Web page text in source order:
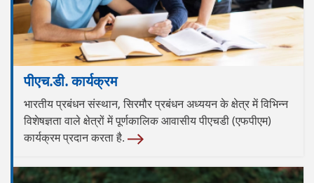
पीएच.डी. कार्यक्रम
भारतीय प्रबंधन संस्थान, सिरमौर प्रबंधन अध्ययन के क्षेत्र में विभिन्न
विशेषज्ञता वाले क्षेत्रों में पूर्णकालिक आवासीय पीएचडी (एफपीएम)
कार्यक्रम प्रदान करता है.